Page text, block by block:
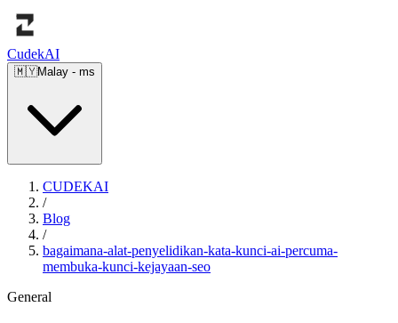
CudekAI
🇲🇾Malay - ms
CUDEKAI
/
Blog
/
bagaimana-alat-penyelidikan-kata-kunci-ai-percuma-
membuka-kunci-kejayaan-seo
General